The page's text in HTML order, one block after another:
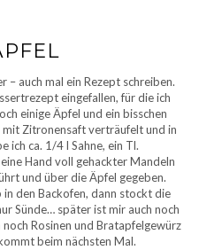
– auch mal ein Rezept schreiben.
eingefallen, für die ich
einige Äpfel und ein bisschen
mit Zitronensaft verträufelt und in
ich ca. 1/4 l Sahne, ein Tl.
Hand voll gehackter Mandeln
und über die Äpfel gegeben.
den Backofen, dann stockt die
Sünde… später ist mir auch noch
Rosinen und Bratapfelgewürz
beim nächsten Mal.